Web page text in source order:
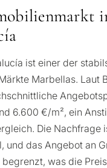
ist einer der
Marbellas. Laut
6.600 €/m², ein
Die Nachfrage
und das Angebot an
was die
zu Budget, Zielen und
Anforderungen
• Vertraulich •
keine